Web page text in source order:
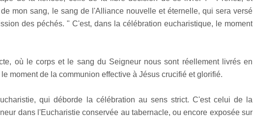
mon sang, le sang de l'Alliance nouvelle et éternelle, qui sera versé
des péchés. " C'est, dans la célébration eucharistique, le moment
où le corps et le sang du Seigneur nous sont réellement livrés en
le moment de la communion effective à Jésus crucifié et glorifié.
qui déborde la célébration au sens strict. C'est celui de la
dans l'Eucharistie conservée au tabernacle, ou encore exposée sur